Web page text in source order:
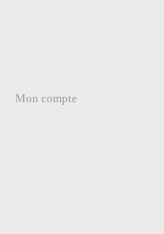
Mon compte